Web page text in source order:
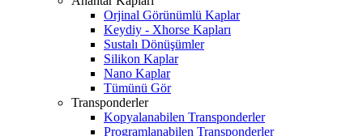
Orjinal Görünümlü Kaplar
Keydiy - Xhorse Kapları
Sustalı Dönüşümler
Silikon Kaplar
Nano Kaplar
Tümünü Gör
Transponderler
Kopyalanabilen Transponderler
Programlanabilen Transponderler